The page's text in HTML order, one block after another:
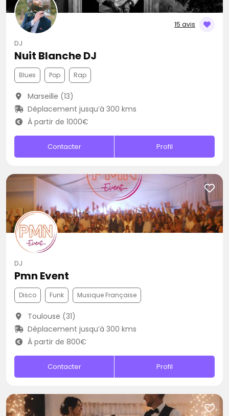
15 avis
DJ
Nuit Blanche DJ
Blues Pop Rap
Marseille (13)
Déplacement jusqu’à 300 kms
À partir de 1000€
Contacter Profil
DJ
Pmn Event
Disco Funk Musique Française
Toulouse (31)
Déplacement jusqu’à 300 kms
À partir de 800€
Contacter Profil